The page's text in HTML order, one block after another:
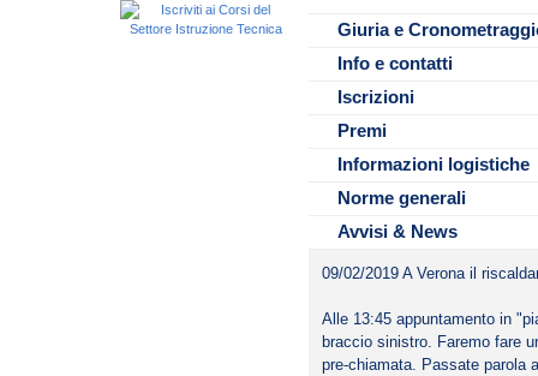
Giuria e
Info e contatti
FIN VENETO -
Iscrizioni
possibile confermare
precedentemente iscritte fino
Premi
Da 1 a 18 atleti, si sommano
Da 19 a 30 atleti, si
Da 31 a 55 atleti, si
Da 56 a 85 atleti, si
Informazioni logistiche
orarie durante la giornata, la
ristorante, pizzeria con
esigenze.
Norme generali
• Eventuali ulteriori posti
attesa sulla base delle mail
• Per il servizio di
elettroniche, con l’eccezione
• Per quanto non specificato
del Regolamento NUOTO
Avvisi & News
09/02/2019 A Verona il
Alle 13:45 appuntamento in
braccio sinistro. Faremo fare
pre-chiamata. Passate parola